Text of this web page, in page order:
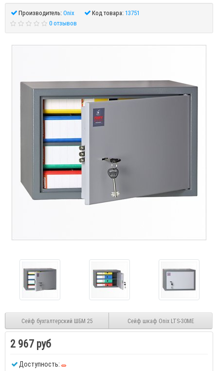
Производитель:Onix Код товара:13751
0 отзывов
Сейф бухгалтерский ШБМ 25 Сейф шкаф Onix LTS-30ME
2 967 руб
Доступность: